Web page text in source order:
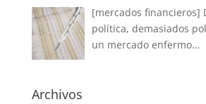
[mercados financieros]
política, demasiados
un mercado enfermo…
Archivos